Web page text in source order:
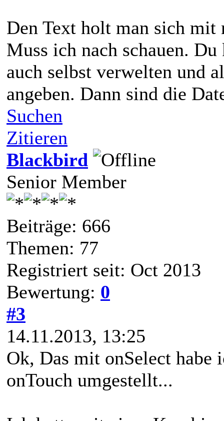
Den Text holt man sich
Muss ich nach schauen.
auch selbst verwelten und
angeben. Dann sind die
Suchen
Zitieren
Blackbird
Senior Member
Beiträge: 666
Themen: 77
Registriert seit: Oct 2013
Bewertung: 0
#3
14.11.2013, 13:25
Ok, Das mit onSelect habe
onTouch umgestellt...